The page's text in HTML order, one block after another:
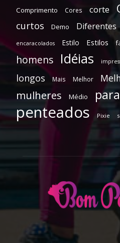
Comprimento Cores corte
curtos Demo Diferentes
encaracolados Estilo Estilos
homens Idéias
longos Mais Melhor
mulheres Médio para
penteados Pixie